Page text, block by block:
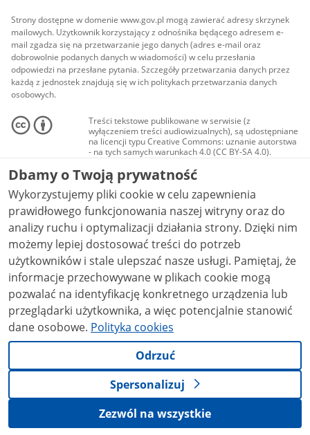
Strony dostępne w domenie www.gov.pl mogą zawierać adresy skrzynek
mailowych. Użytkownik korzystający z odnośnika będącego adresem e-
mail zgadza się na przetwarzanie jego danych (adres e-mail oraz
dobrowolnie podanych danych w wiadomości) w celu przesłania
odpowiedzi na przesłane pytania. Szczegóły przetwarzania danych przez
każdą z jednostek znajdują się w ich politykach przetwarzania danych
osobowych.
Treści tekstowe publikowane w serwisie (z
wyłączeniem treści audiowizualnych), są udostępniane
na licencji typu Creative Commons: uznanie autorstwa
- na tych samych warunkach 4.0 (CC BY-SA 4.0).
Materiały audiowizualne, w tym zdjęcia, materiały
audio i wideo, są udostępniane na licencji typu
Creative Commons: uznanie autorstwa użycie
niekomercyjne - bez utworów zależnych 4.0 (CC BY-
NC-ND 4.0), o ile nie jest to stwierdzone inaczej.
Dbamy o Twoją prywatność
Wykorzystujemy pliki cookie w celu zapewnienia
prawidłowego funkcjonowania naszej witryny oraz do
analizy ruchu i optymalizacji działania strony. Dzięki nim
możemy lepiej dostosować treści do potrzeb
użytkowników i stale ulepszać nasze usługi. Pamiętaj, że
informacje przechowywane w plikach cookie mogą
pozwalać na identyfikację konkretnego urządzenia lub
przeglądarki użytkownika, a więc potencjalnie stanowić
dane osobowe. Polityka cookies
Odrzuć
Spersonalizuj
Zezwól na wszystkie